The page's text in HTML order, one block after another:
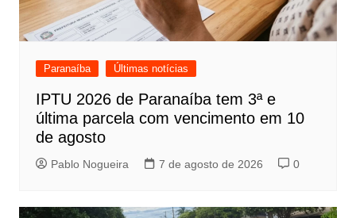
Paranaíba Últimas notícias
IPTU 2026 de Paranaíba tem 3ª e
última parcela com vencimento em 10
de agosto
Pablo Nogueira 7 de agosto de 2026 0